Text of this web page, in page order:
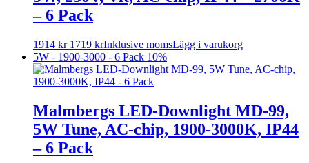
– 6 Pack
1914kr 1719 krInklusive momsLägg i varukorg
5W - 1900-3000 - 6 Pack 10%
Malmbergs LED-Downlight MD-99,
5W Tune, AC-chip, 1900-3000K, IP44
– 6 Pack